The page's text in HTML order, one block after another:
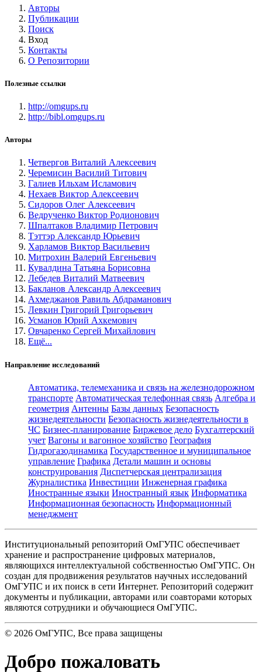
Авторы
Публикации
Поиск
Вход
Контакты
О Репозитории
Полезные ссылки
http://omgups.ru
http://bibl.omgups.ru
Авторы
Четвергов Виталий Алексеевич
Черемисин Василий Титович
Галиев Ильхам Исламович
Нехаев Виктор Алексеевич
Сидоров Олег Алексеевич
Ведрученко Виктор Родионович
Шпалтаков Владимир Петрович
Тэттэр Александр Юрьевич
Харламов Виктор Васильевич
Митрохин Валерий Евгеньевич
Кувалдина Татьяна Борисовна
Лебедев Виталий Матвеевич
Бакланов Александр Алексеевич
Ахмеджанов Равиль Абдраманович
Левкин Григорий Григорьевич
Усманов Юрий Ахкемович
Овчаренко Сергей Михайлович
Ещё...
Направление исследований
Автоматика, телемеханика и связь на железнодорожном
транспорте Автоматическая телефонная связь Алгебра и
геометрия Антенны Базы данных Безопасность
жизнедеятельности Безопасность жизнедеятельности в
ЧС Бизнес-планирование Биржевое дело Бухгалтерский
учет Вагоны и вагонное хозяйство География
Гидрогазодинамика Государственное и муниципальное
управление Графика Детали машин и основы
конструирования Диспетчерская централизация
Журналистика Инвестиции Инженерная графика
Иностранные языки Иностранный язык Информатика
Информационная безопасность Информационный
менеджмент
Институциональный репозиторий ОмГУПС обеспечивает
хранение и распространение цифровых материалов,
являющихся интеллектуальной собственностью ОмГУПС. Он
создан для продвижения результатов научных исследований
ОмГУПС и их поиск в сети Интернет. Репозиторий содержит
документы и публикации, авторами или соавторами которых
являются сотрудники и обучающиеся ОмГУПС.
© 2026 ОмГУПС, Все права защищены
Добро пожаловать